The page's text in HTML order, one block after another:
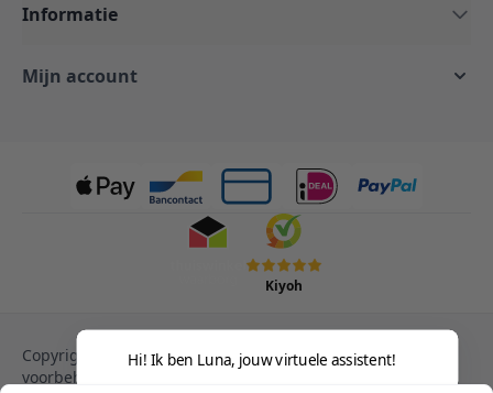
Informatie
Mijn account
Kiyoh
Copyright © 2013-heden Magento. Alle rechten
voorbehouden.
Hi! Ik ben Luna, jouw virtuele